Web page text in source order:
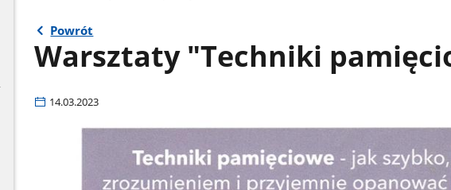
Powrót
Warsztaty "Techniki
14.03.2023